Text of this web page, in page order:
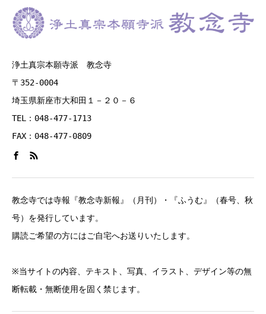
浄土真宗本願寺派 教念寺
〒352-0004
埼玉県新座市大和田１－２０－６
TEL：048-477-1713
FAX：048-477-0809
教念寺では寺報『教念寺新報』（月刊）・『ふうむ』（春号、秋
号）を発行しています。
購読ご希望の方にはご自宅へお送りいたします。
※当サイトの内容、テキスト、写真、イラスト、デザイン等の無
断転載・無断使用を固く禁じます。